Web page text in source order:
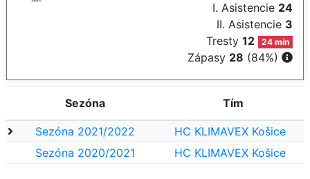
I. Asistencie 24
II. Asistencie 3
Tresty12 24 min
Zápasy 28 (84%)
Sezóna Tím
Sezóna 2021/2022
HC KLIMAVEX Košice
Sezóna 2020/2021
HC KLIMAVEX Košice